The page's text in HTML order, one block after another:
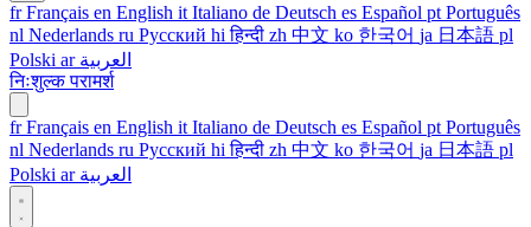
frFrançais en English it Italiano de Deutsch es Español pt Português
nl Nederlands ru Русский hi हिन्दी zh 中文 ko 한국어 ja 日本語 pl
Polski ar العربية
निःशुल्क परामर्श
frFrançais en English it Italiano de Deutsch es Español pt Português
nl Nederlands ru Русский hi हिन्दी zh 中文 ko 한국어 ja 日本語 pl
Polski ar العربية